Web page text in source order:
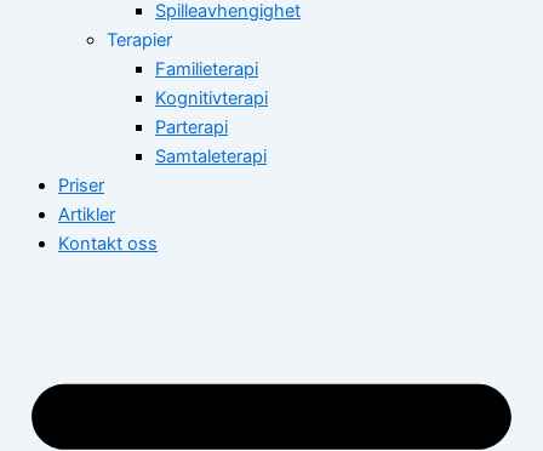
Spilleavhengighet
Terapier
Familieterapi
Kognitivterapi
Parterapi
Samtaleterapi
Priser
Artikler
Kontakt oss